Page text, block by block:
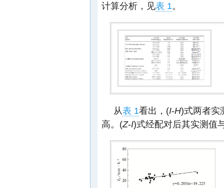
计算分析，见表 1。
从表 1看出，(I-H)式两者实
高。(Z-I)式经配对后其实测值